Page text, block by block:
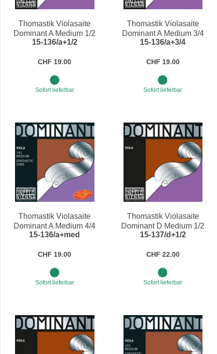
Preis
Thomastik Violasaite
Dominant A Medium 1/2
15-136/a+1/2
CHF 19.00
Sofort lieferbar
Thomastik Violasaite
Dominant A Medium 3/4
15-136/a+3/4
CHF 19.00
Sofort lieferbar
Thomastik Violasaite
Dominant A Medium 4/4
15-136/a+med
CHF 19.00
Sofort lieferbar
Thomastik Violasaite
Dominant D Medium 1/2
15-137/d+1/2
CHF 22.00
Sofort lieferbar